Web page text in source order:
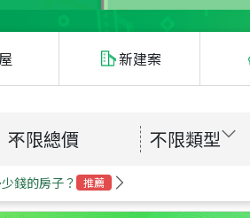
新建案
不限總價 不限類型
錢的房子？ 推薦